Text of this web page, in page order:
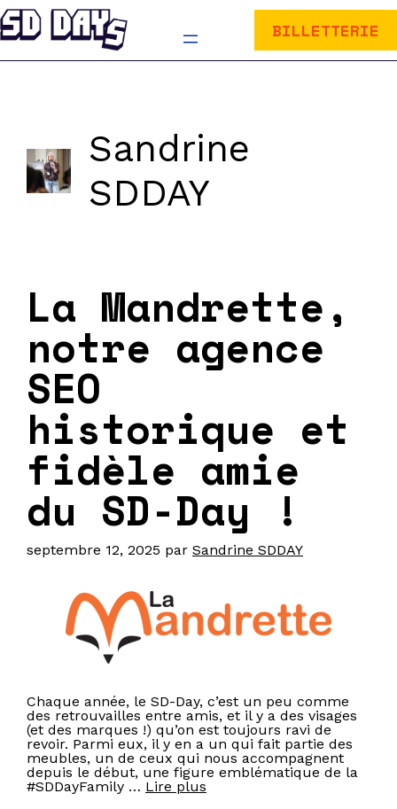
Aller
au
contenu
BILLETTERIE
Sandrine
SDDAY
La Mandrette,
notre agence
SEO
historique et
fidèle amie
du SD-Day !
septembre 12, 2025 par Sandrine SDDAY
Chaque année, le SD-Day, c’est un peu comme
des retrouvailles entre amis, et il y a des visages
(et des marques !) qu’on est toujours ravi de
revoir. Parmi eux, il y en a un qui fait partie des
meubles, un de ceux qui nous accompagnent
depuis le début, une figure emblématique de la
#SDDayFamily … Lire plus